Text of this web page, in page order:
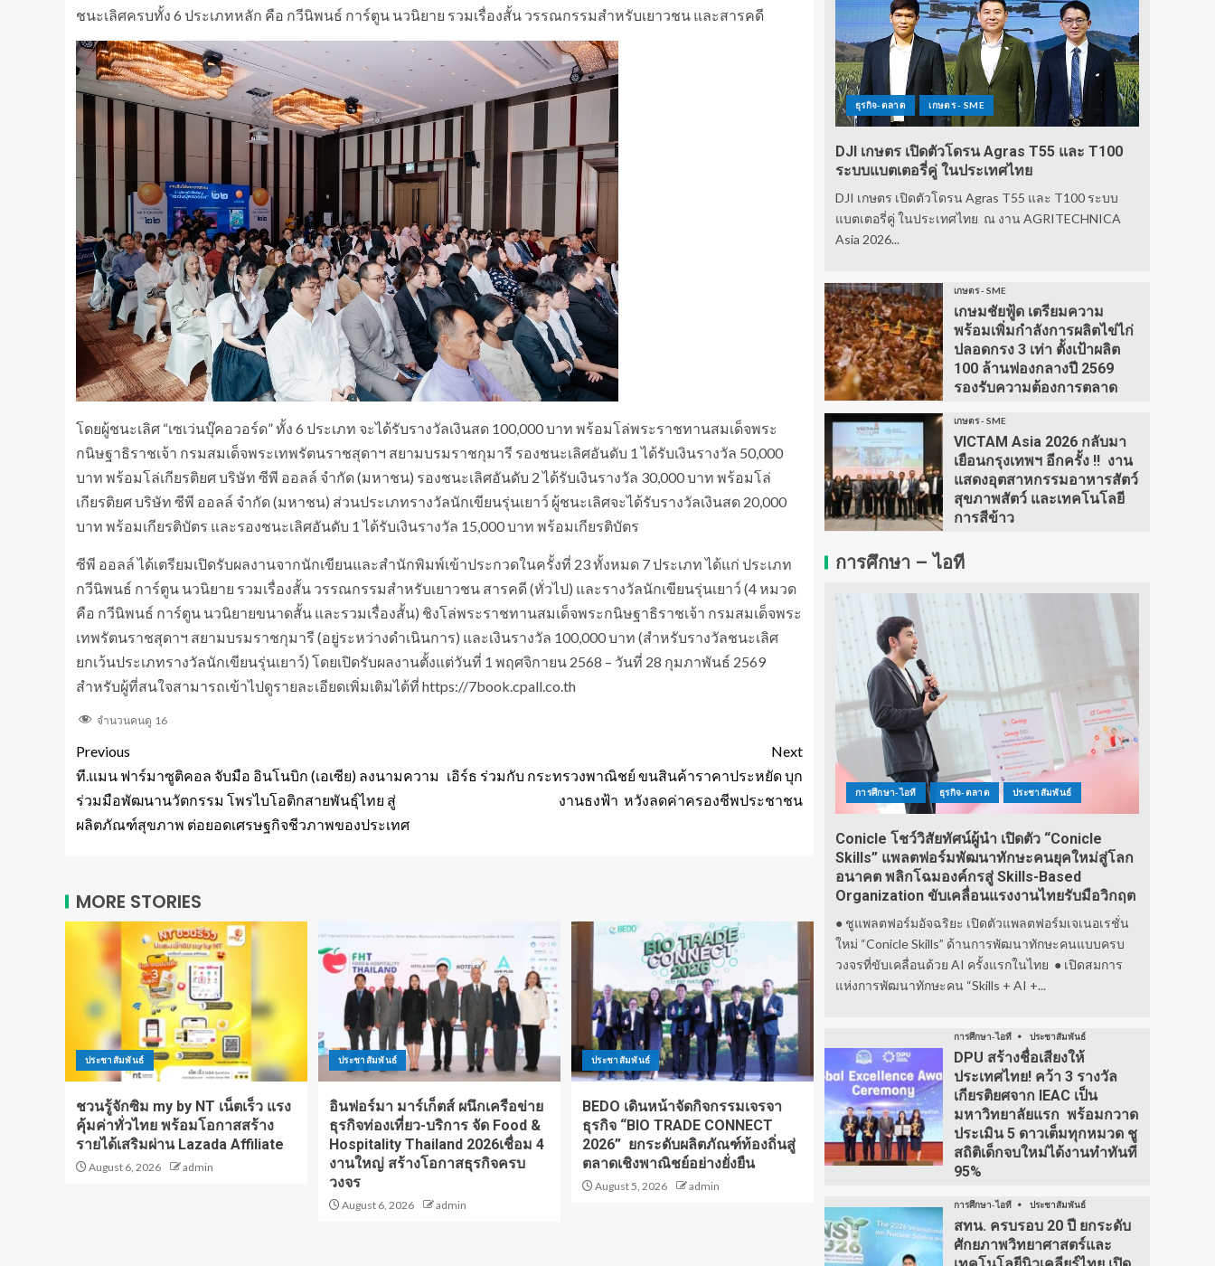
ชนะเลิศครบทั้ง 6 ประเภทหลัก คือ กวีนิพนธ์ การ์ตูน นวนิยาย รวมเรื่องสั้น วรรณกรรมสำหรับเยาวชน และสารคดี
โดยผู้ชนะเลิศ “เซเว่นบุ๊คอวอร์ด” ทั้ง 6 ประเภท จะได้รับรางวัลเงินสด 100,000 บาท พร้อมโล่พระราชทานสมเด็จพระ
กนิษฐาธิราชเจ้า กรมสมเด็จพระเทพรัตนราชสุดาฯ สยามบรมราชกุมารี รองชนะเลิศอันดับ 1 ได้รับเงินรางวัล 50,000
บาท พร้อมโล่เกียรติยศ บริษัท ซีพี ออลล์ จำกัด (มหาชน) รองชนะเลิศอันดับ 2 ได้รับเงินรางวัล 30,000 บาท พร้อมโล่
เกียรติยศ บริษัท ซีพี ออลล์ จำกัด (มหาชน) ส่วนประเภทรางวัลนักเขียนรุ่นเยาว์ ผู้ชนะเลิศจะได้รับรางวัลเงินสด 20,000
บาท พร้อมเกียรติบัตร และรองชนะเลิศอันดับ 1 ได้รับเงินรางวัล 15,000 บาท พร้อมเกียรติบัตร
ซีพี ออลล์ ได้เตรียมเปิดรับผลงานจากนักเขียนและสำนักพิมพ์เข้าประกวดในครั้งที่ 23 ทั้งหมด 7 ประเภท ได้แก่ ประเภท
กวีนิพนธ์ การ์ตูน นวนิยาย รวมเรื่องสั้น วรรณกรรมสำหรับเยาวชน สารคดี (ทั่วไป) และรางวัลนักเขียนรุ่นเยาว์ (4 หมวด
คือ กวีนิพนธ์ การ์ตูน นวนิยายขนาดสั้น และรวมเรื่องสั้น) ชิงโล่พระราชทานสมเด็จพระกนิษฐาธิราชเจ้า กรมสมเด็จพระ
เทพรัตนราชสุดาฯ สยามบรมราชกุมารี (อยู่ระหว่างดำเนินการ) และเงินรางวัล 100,000 บาท (สำหรับรางวัลชนะเลิศ
ยกเว้นประเภทรางวัลนักเขียนรุ่นเยาว์) โดยเปิดรับผลงานตั้งแต่วันที่ 1 พฤศจิกายน 2568 – วันที่ 28 กุมภาพันธ์ 2569
สำหรับผู้ที่สนใจสามารถเข้าไปดูรายละเอียดเพิ่มเติมได้ที่ https://7book.cpall.co.th
จำนวนคนดู 16
Previous
ที.แมน ฟาร์มาซูติคอล จับมือ อินโนบิก (เอเซีย) ลงนามความ
ร่วมมือพัฒนานวัตกรรม โพรไบโอติกสายพันธุ์ไทย สู่
ผลิตภัณฑ์สุขภาพ ต่อยอดเศรษฐกิจชีวภาพของประเทศ
Next
เอิร์ธ ร่วมกับ กระทรวงพาณิชย์ ขนสินค้าราคาประหยัด บุก
งานธงฟ้า หวังลดค่าครองชีพประชาชน
MORE STORIES
ประชาสัมพันธ์
ชวนรู้จักซิม my by NT เน็ตเร็ว แรง
คุ้มค่าทั่วไทย พร้อมโอกาสสร้าง
รายได้เสริมผ่าน Lazada Affiliate
August 6, 2026 admin
ประชาสัมพันธ์
อินฟอร์มา มาร์เก็ตส์ ผนึกเครือข่าย
ธุรกิจท่องเที่ยว-บริการ จัด Food &
Hospitality Thailand 2026เชื่อม 4
งานใหญ่ สร้างโอกาสธุรกิจครบ
วงจร
August 6, 2026 admin
ประชาสัมพันธ์
BEDO เดินหน้าจัดกิจกรรมเจรจา
ธุรกิจ “BIO TRADE CONNECT
2026” ยกระดับผลิตภัณฑ์ท้องถิ่นสู่
ตลาดเชิงพาณิชย์อย่างยั่งยืน
August 5, 2026 admin
ธุรกิจ-ตลาด เกษตร - SME
DJI เกษตร เปิดตัวโดรน Agras T55 และ T100
ระบบแบตเตอรี่คู่ ในประเทศไทย
DJI เกษตร เปิดตัวโดรน Agras T55 และ T100 ระบบ
แบตเตอรี่คู่ ในประเทศไทย ณ งาน AGRITECHNICA
Asia 2026...
เกษตร - SME
เกษมชัยฟู้ด เตรียมความ
พร้อมเพิ่มกำลังการผลิตไข่ไก่
ปลอดกรง 3 เท่า ตั้งเป้าผลิต
100 ล้านฟองกลางปี 2569
รองรับความต้องการตลาด
เกษตร - SME
VICTAM Asia 2026 กลับมา
เยือนกรุงเทพฯ อีกครั้ง !! งาน
แสดงอุตสาหกรรมอาหารสัตว์
สุขภาพสัตว์ และเทคโนโลยี
การสีข้าว
การศึกษา – ไอที
การศึกษา-ไอที ธุรกิจ-ตลาด ประชาสัมพันธ์
Conicle โชว์วิสัยทัศน์ผู้นำ เปิดตัว “Conicle
Skills” แพลตฟอร์มพัฒนาทักษะคนยุคใหม่สู่โลก
อนาคต พลิกโฉมองค์กรสู่ Skills-Based
Organization ขับเคลื่อนแรงงานไทยรับมือวิกฤต
● ชูแพลตฟอร์มอัจฉริยะ เปิดตัวแพลตฟอร์มเจเนอเรชั่น
ใหม่ “Conicle Skills” ด้านการพัฒนาทักษะคนแบบครบ
วงจรที่ขับเคลื่อนด้วย AI ครั้งแรกในไทย ● เปิดสมการ
แห่งการพัฒนาทักษะคน “Skills + AI +...
การศึกษา-ไอที ประชาสัมพันธ์
DPU สร้างชื่อเสียงให้
ประเทศไทย! คว้า 3 รางวัล
เกียรติยศจาก IEAC เป็น
มหาวิทยาลัยแรก พร้อมกวาด
ประเมิน 5 ดาวเต็มทุกหมวด ชู
สถิติเด็กจบใหม่ได้งานทำทันที
95%
การศึกษา-ไอที ประชาสัมพันธ์
สทน. ครบรอบ 20 ปี ยกระดับ
ศักยภาพวิทยาศาสตร์และ